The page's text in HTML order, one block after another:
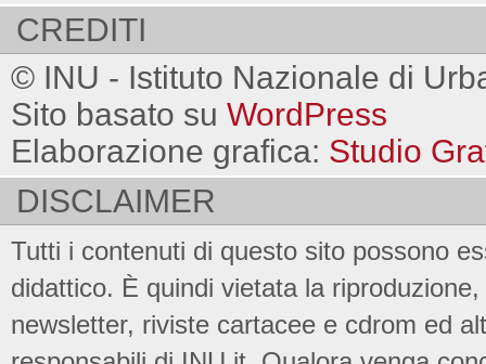
CREDITI
© INU - Istituto Nazionale di
Sito basato su WordPress
Elaborazione grafica: Studio
DISCLAIMER
Tutti i contenuti di questo sito possono
didattico. È quindi vietata la
newsletter, riviste cartacee e cdrom ed